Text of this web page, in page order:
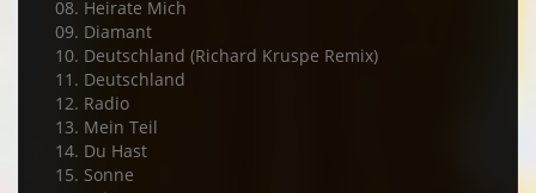
08. Heirate Mich
09. Diamant
10. Deutschland (Richard Kruspe Remix)
11. Deutschland
12. Radio
13. Mein Teil
14. Du Hast
15. Sonne